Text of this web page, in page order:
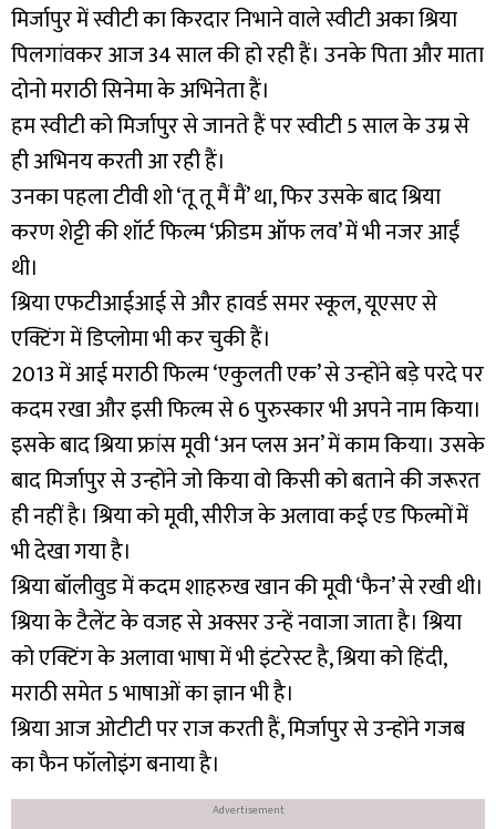
मिर्जापुर में स्वीटी का किरदार निभाने वाले स्वीटी अका श्रिया
पिलगांवकर आज 34 साल की हो रही हैं। उनके पिता और माता
दोनो मराठी सिनेमा के अभिनेता हैं।
हम स्वीटी को मिर्जापुर से जानते हैं पर स्वीटी 5 साल के उम्र से
ही अभिनय करती आ रही हैं।
उनका पहला टीवी शो ‘तू तू मैं मैं’ था, फिर उसके बाद श्रिया
करण शेट्टी की शॉर्ट फिल्म ‘फ्रीडम ऑफ लव’ में भी नजर आईं
थी।
श्रिया एफटीआईआई से और हावर्ड समर स्कूल, यूएसए से
एक्टिंग में डिप्लोमा भी कर चुकी हैं।
2013 में आई मराठी फिल्म ‘एकुलती एक’ से उन्होंने बड़े परदे पर
कदम रखा और इसी फिल्म से 6 पुरुस्कार भी अपने नाम किया।
इसके बाद श्रिया फ्रांस मूवी ‘अन प्लस अन’ में काम किया। उसके
बाद मिर्जापुर से उन्होंने जो किया वो किसी को बताने की जरूरत
ही नहीं है। श्रिया को मूवी, सीरीज के अलावा कई एड फिल्मों में
भी देखा गया है।
श्रिया बॉलीवुड में कदम शाहरुख खान की मूवी ‘फैन’ से रखी थी।
श्रिया के टैलेंट के वजह से अक्सर उन्हें नवाजा जाता है। श्रिया
को एक्टिंग के अलावा भाषा में भी इंटरेस्ट है, श्रिया को हिंदी,
मराठी समेत 5 भाषाओं का ज्ञान भी है।
श्रिया आज ओटीटी पर राज करती हैं, मिर्जापुर से उन्होंने गजब
का फैन फॉलोइंग बनाया है।